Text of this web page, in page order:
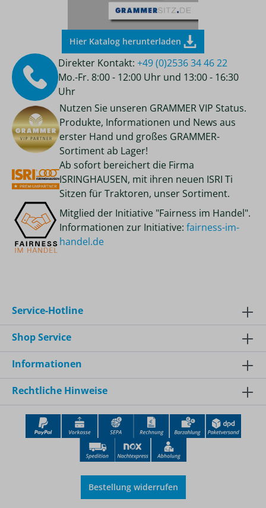
Hier Katalog herunterladen
Direkter Kontakt:+49 (0)2536 34 46 22
Mo.-Fr. 8:00 - 12:00 Uhr und 13:00 - 16:30
Uhr
Nutzen Sie unseren GRAMMER VIP Status.
Produkte, Informationen und News aus
erster Hand und großes GRAMMER-
Sortiment ab Lager!
Ab sofort bereichert die Firma
ISRINGHAUSEN, mit ihren neuen ISRI Ti
Sitzen für Traktoren, unser Sortiment.
Mitglied der Initiative "Fairness im Handel".
Informationen zur Initiative: fairness-im-
handel.de
Service-Hotline
Shop Service
Informationen
Rechtliche Hinweise
Bestellung widerrufen